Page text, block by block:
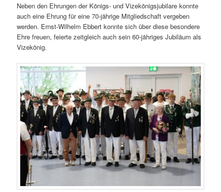
Neben den Ehrungen der Königs- und Vizekönigsjubilare konnte
auch eine Ehrung für eine 70-jährige Mitgliedschaft vergeben
werden. Ernst-Wilhelm Ebbert konnte sich über diese besondere
Ehre freuen, feierte zeitgleich auch sein 60-jähriges Jubiläum als
Vizekönig.